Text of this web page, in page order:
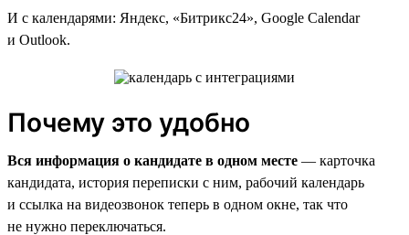
И с календарями: Яндекс, «Битрикс24», Google Calendar
и Outlook.
Почему это удобно
Вся информация о кандидате в одном месте — карточка
кандидата, история переписки с ним, рабочий календарь
и ссылка на видеозвонок теперь в одном окне, так что
не нужно переключаться.